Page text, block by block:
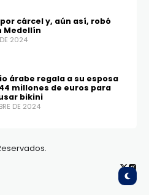
cárcel y, aún así, robó
Medellín
2024
árabe regala a su esposa
millones de euros para
bikini
DE 2024